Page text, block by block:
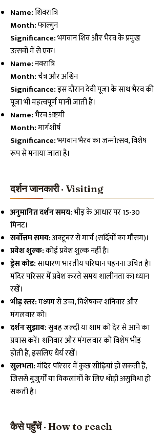
Name:शिवरात्रि
Month:फाल्गुन
Significance:भगवान शिव और भैरव के प्रमुख
उत्सवों में से एक।
Name:नवरात्रि
Month:चैत्र और अश्विन
Significance:इस दौरान देवी पूजा के साथ भैरव की
पूजा भी महत्वपूर्ण मानी जाती है।
Name:भैरव अष्टमी
Month:मार्गशीर्ष
Significance:भगवान भैरव का जन्मोत्सव, विशेष
रूप से मनाया जाता है।
दर्शन जानकारी · Visiting
अनुमानित दर्शन समय:भीड़ के आधार पर 15-30
मिनट।
सर्वोत्तम समय:अक्टूबर से मार्च (सर्दियों का मौसम)।
प्रवेश शुल्क:कोई प्रवेश शुल्क नहीं है।
ड्रेस कोड:साधारण भारतीय परिधान पहनना उचित है।
मंदिर परिसर में प्रवेश करते समय शालीनता का ध्यान
रखें।
भीड़ स्तर:मध्यम से उच्च, विशेषकर शनिवार और
मंगलवार को।
दर्शन सुझाव:सुबह जल्दी या शाम को देर से आने का
प्रयास करें। शनिवार और मंगलवार को विशेष भीड़
होती है, इसलिए धैर्य रखें।
सुलभता:मंदिर परिसर में कुछ सीढ़ियां हो सकती हैं,
जिससे बुजुर्गों या विकलांगों के लिए थोड़ी असुविधा हो
सकती है।
कैसे पहुँचें · How to reach